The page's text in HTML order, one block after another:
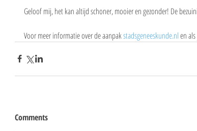
Geloof mij, het kan altijd schoner, mooier en gezonder! De
Voor meer informatie over de aanpak stadsgeneeskunde.nl en
Comments